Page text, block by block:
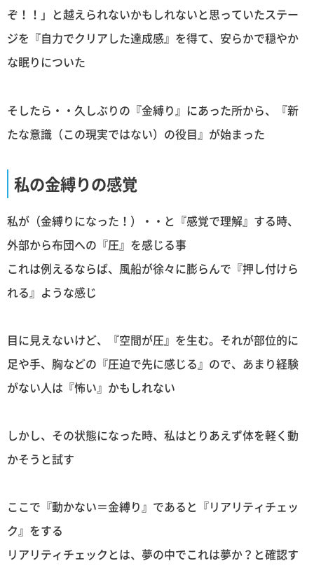
ぞ！！」と越えられないかもしれないと思っていたステー
ジを『自力でクリアした達成感』を得て、安らかで穏やか
な眠りについた
そしたら・・久しぶりの『金縛り』にあった所から、『新
たな意識（この現実ではない）の役目』が始まった
私の金縛りの感覚
私が（金縛りになった！）・・と『感覚で理解』する時、
外部から布団への『圧』を感じる事
これは例えるならば、風船が徐々に膨らんで『押し付けら
れる』ような感じ
目に見えないけど、『空間が圧』を生む。それが部位的に
足や手、胸などの『圧迫で先に感じる』ので、あまり経験
がない人は『怖い』かもしれない
しかし、その状態になった時、私はとりあえず体を軽く動
かそうと試す
ここで『動かない＝金縛り』であると『リアリティチェッ
ク』をする
リアリティチェックとは、夢の中でこれは夢か？と確認す